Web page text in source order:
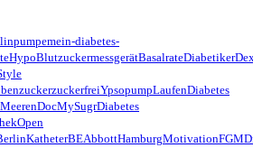
mein-diabetes-
HypoBlutzuckermessgerätBasalrateDiabetiker
zuckerfreiYpsopumpLaufenDiabetes
DocMySugrDiabetes
Open
KatheterBEAbbottHamburgMotivationFGM